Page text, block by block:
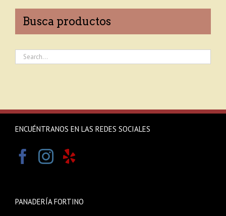
Busca productos
ENCUÉNTRANOS EN LAS REDES SOCIALES
PANADERÍA FORTINO